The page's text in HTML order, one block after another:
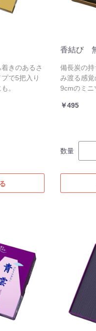
きのあるさ
で5把入り
。
香結び
備長炭の
み渡る感
9cmのミニ
￥495
数量